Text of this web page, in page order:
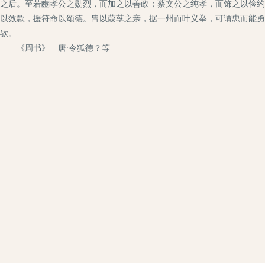
之后。至若豳孝公之勋烈，而加之以善政；蔡文公之纯孝，而饰之以
以效款，援符命以颂德。胄以葭莩之亲，据一州而叶义举，可谓忠而
欤。
《周书》 唐·令狐德？等